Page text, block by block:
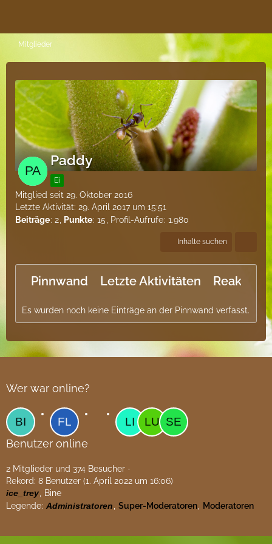
Mitglieder
Paddy
Ei
Mitglied seit 29. Oktober 2016
Letzte Aktivität: 29. April 2017 um 15:51
Beiträge 2 Punkte 15 Profil-Aufrufe 1.980
Inhalte suchen
Pinnwand Letzte Aktivitäten
Es wurden noch keine Einträge an der Pinnwand verfasst.
Wer war online?
Benutzer online
2 Mitglieder und 374 Besucher
Rekord: 8 Benutzer (1. April 2022 um 16:06)
ice_trey
Bine
Legende Administratoren Super-Moderatoren Moderatoren